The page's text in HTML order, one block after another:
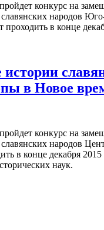
конкурс на
славянских народов
проходить в конце
в Новое
конкурс на
народов
в конце декабря
наук.